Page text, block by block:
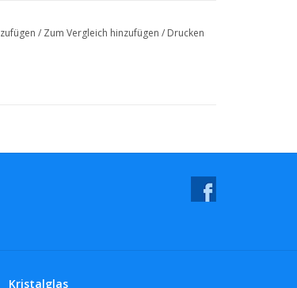
/ Zum Vergleich hinzufügen / Drucken
Kristalglas